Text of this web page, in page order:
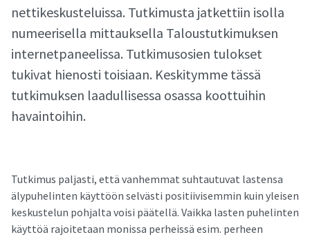
nettikeskusteluissa. Tutkimusta jatkettiin isolla
numeerisella mittauksella Taloustutkimuksen
internetpaneelissa. Tutkimusosien tulokset
tukivat hienosti toisiaan. Keskitymme tässä
tutkimuksen laadullisessa osassa koottuihin
havaintoihin.
Tutkimus paljasti, että vanhemmat suhtautuvat lastensa
älypuhelinten käyttöön selvästi positiivisemmin kuin yleisen
keskustelun pohjalta voisi päätellä. Vaikka lasten puhelinten
käyttöä rajoitetaan monissa perheissä esim. perheen